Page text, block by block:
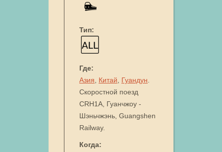
Тип:
Где:
Азия
Китай Гуандун
Скоростной поезд
CRH1A, Гуанчжоу -
Шэньчжэнь, Guangshen
Railway.
Когда: